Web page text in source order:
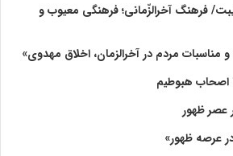
فرهنگ آخرالزّمانی؛ فرهنگی معیوب و
مردم در آخرالزمان، اخلاق مهدوی»
هبوطیم
عصر ظهور
عرصه ظهور»